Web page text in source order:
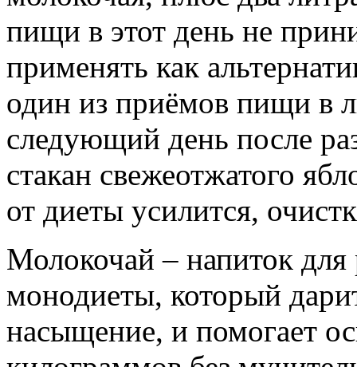
пищи в этот день не
применять как
один из приёмов пищи в
следующий день после
стакан свежеотжатого
от диеты усилится,
Молокочай – напиток для
монодиеты, который
насыщение, и помогает